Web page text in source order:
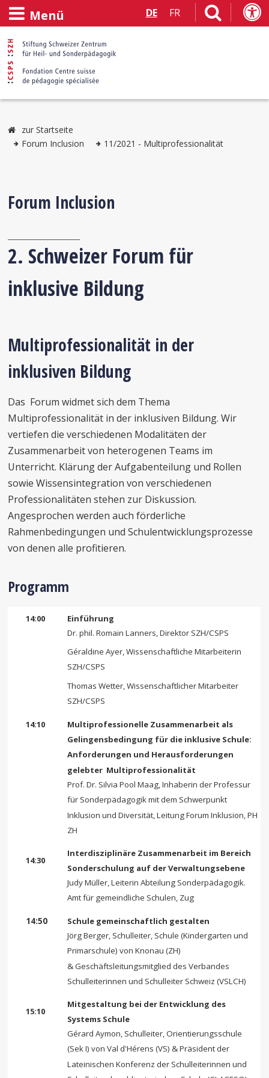
Menü DE FR
zur Startseite
Forum Inclusion
11/2021 - Multiprofessionalität
Forum Inclusion
2. Schweizer Forum für
inklusive Bildung
Multiprofessionalität in der
inklusiven Bildung
Das Forum widmet sich dem Thema
Multiprofessionalität in der inklusiven Bildung. Wir
vertiefen die verschiedenen Modalitäten der
Zusammenarbeit von heterogenen Teams im
Unterricht. Klärung der Aufgabenteilung und Rollen
sowie Wissensintegration von verschiedenen
Professionalitäten stehen zur Diskussion.
Angesprochen werden auch förderliche
Rahmenbedingungen und Schulentwicklungsprozesse
von denen alle profitieren.
Programm
14:00
Einführung
Dr. phil. Romain Lanners, Direktor SZH/CSPS
Géraldine Ayer, Wissenschaftliche Mitarbeiterin
SZH/CSPS
Thomas Wetter, Wissenschaftlicher Mitarbeiter
SZH/CSPS
14:10
Multiprofessionelle Zusammenarbeit als
Gelingensbedingung für die inklusive Schule:
Anforderungen und Herausforderungen
gelebter Multiprofessionalität
Prof. Dr. Silvia Pool Maag, Inhaberin der Professur
für Sonderpädagogik mit dem Schwerpunkt
Inklusion und Diversität, Leitung Forum Inklusion, PH
ZH
14:30
Interdisziplinäre Zusammenarbeit im Bereich
Sonderschulung auf der Verwaltungsebene
Judy Müller, Leiterin Abteilung Sonderpädagogik.
Amt für gemeindliche Schulen, Zug
14:50
Schule gemeinschaftlich gestalten
Jörg Berger, Schulleiter, Schule (Kindergarten und
Primarschule) von Knonau (ZH)
& Geschäftsleitungsmitglied des Verbandes
Schulleiterinnen und Schulleiter Schweiz (VSLCH)
15:10
Mitgestaltung bei der Entwicklung des
Systems Schule
Gérard Aymon, Schulleiter, Orientierungsschule
(Sek I) von Val d'Hérens (VS) & Präsident der
Lateinischen Konferenz der Schulleiterinnen und